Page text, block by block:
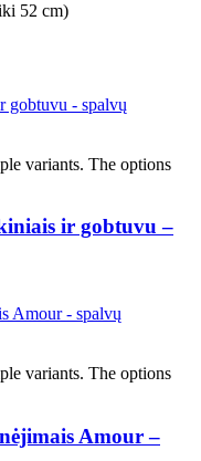
52 cm)
variants. The options
ir gobtuvu –
variants. The options
Amour –